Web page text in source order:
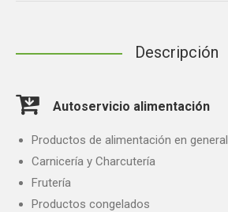
Descripción
Autoservicio alimentación
Productos de alimentación en general
Carnicería y Charcutería
Frutería
Productos congelados